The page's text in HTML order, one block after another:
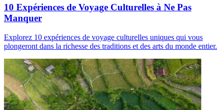
10 Expériences de Voyage Culturelles à Ne Pas
Manquer
Explorez 10 expériences de voyage culturelles uniques qui vous
plongeront dans la richesse des traditions et des arts du monde entier.